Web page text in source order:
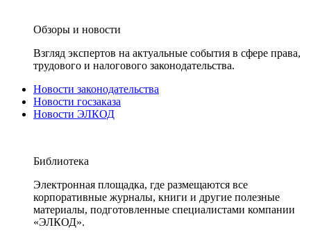
Обзоры и новости
Взгляд экспертов на актуальные события в сфере права,
трудового и налогового законодательства.
Новости законодательства
Новости госзаказа
Новости ЭЛКОД
Библиотека
Электронная площадка, где размещаются все
корпоративные журналы, книги и другие полезные
материалы, подготовленные специалистами компании
«ЭЛКОД».